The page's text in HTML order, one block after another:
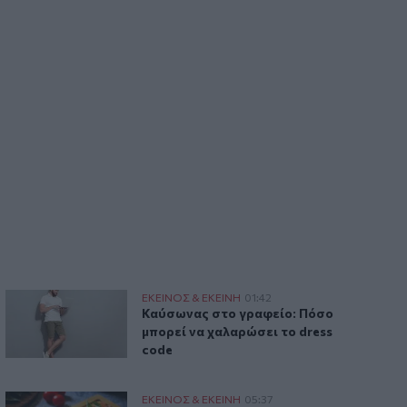
τον Αύγουστο
αυτών των ζωδίων τον Αύγουστο
Καύσωνας στο γραφείο: Πόσο μπορεί να χαλαρώσει το
ΕΚΕΙΝΟΣ & ΕΚΕΙΝΗ 01:42
Καύσωνας στο γραφείο: Πόσο μπορεί
Καύσωνας στο γραφείο: Πόσο
μπορεί να χαλαρώσει το dress
code
Σαλάτα καπρέζε ΕΚΕΙΝΟΣ & ΕΚΕΙΝΗ 05:37